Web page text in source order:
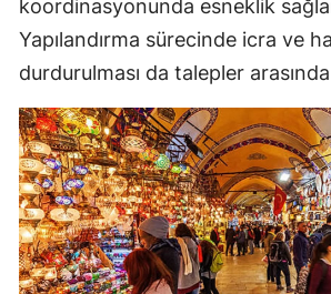
koordinasyonunda esneklik
Yapılandırma sürecinde icra ve
durdurulması da talepler arasında